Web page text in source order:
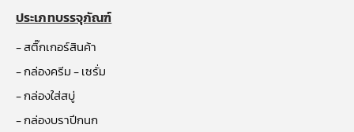
ประเภทบรรจุภัณฑ์
- สติ๊กเกอร์สินค้า
- กล่องครีม - เซรั่ม
- กล่องใส่สบู่
- กล่องบราปีกนก